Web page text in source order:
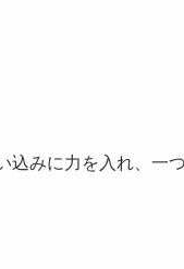
込みに力を入れ、一